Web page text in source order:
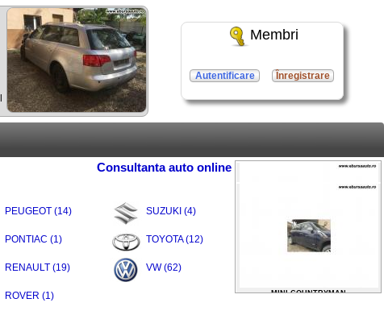
Membri
Autentificare Înregistrare
Consultanta auto online
PEUGEOT (14)
PONTIAC (1)
RENAULT (19)
ROVER (1)
SUZUKI (4)
TOYOTA (12)
VW (62)